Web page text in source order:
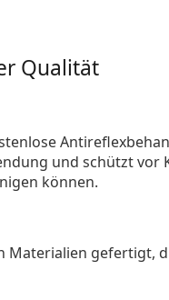
Qualität
und schützt vor
können.
Materialien gefertigt,